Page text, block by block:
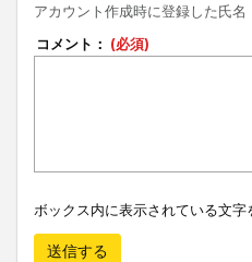
アカウント作成時に登録した氏名
コメント： (必須)
ボックス内に表示されている文字
送信する